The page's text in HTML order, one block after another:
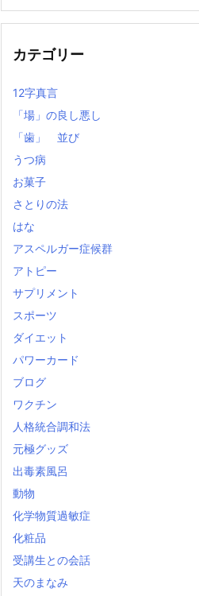
記
カテゴリー
12字真言
「場」の良し悪し
「歯」 並び
うつ病
お菓子
さとりの法
はな
アスペルガー症候群
アトピー
サプリメント
スポーツ
ダイエット
パワーカード
ブログ
ワクチン
人格統合調和法
元極グッズ
出毒素風呂
動物
化学物質過敏症
化粧品
受講生との会話
天のまなみ